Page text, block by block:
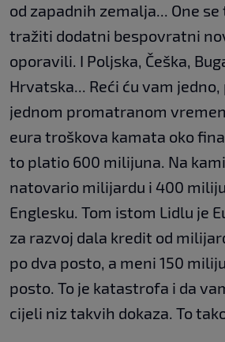
od zapadnih zemalja... One
tražiti dodatni bespovratni
oporavili. I Poljska, Češka,
Hrvatska... Reći ću vam
jednom promatranom
eura troškova kamata oko
to platio 600 milijuna. Na
natovario milijardu i 400
Englesku. Tom istom Lidlu je
za razvoj dala kredit od
po dva posto, a meni 150
posto. To je katastrofa i da
cijeli niz takvih dokaza. To